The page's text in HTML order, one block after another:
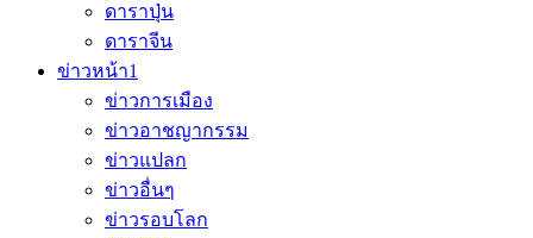
ดาราปุ่น
ดาราจีน
ข่าวหน้า1
ข่าวการเมือง
ข่าวอาชญากรรม
ข่าวแปลก
ข่าวอื่นๆ
ข่าวรอบโลก